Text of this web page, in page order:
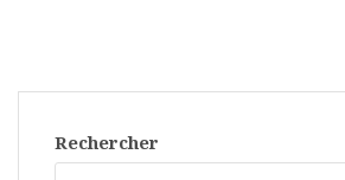
Rechercher